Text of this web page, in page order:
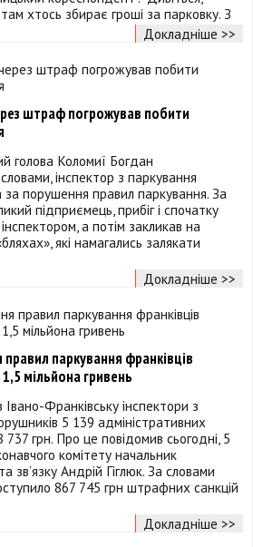
хтось збирає гроші за парковку. З
Докладніше >>
штраф погрожував побити
голова Коломиї Богдан
інспектор з паркування
порушення правил паркування. За
підприємець, прибіг і спочатку
а потім закликав на
які намагались залякати
Докладніше >>
паркування франківців
мільйона гривень
Франківську інспектори з
5 139 адміністративних
737 грн. Про це повідомив сьогодні, 5
комітету начальник
зв’язку Андрій Гіглюк. За словами
867 745 грн штрафних санкцій
Докладніше >>